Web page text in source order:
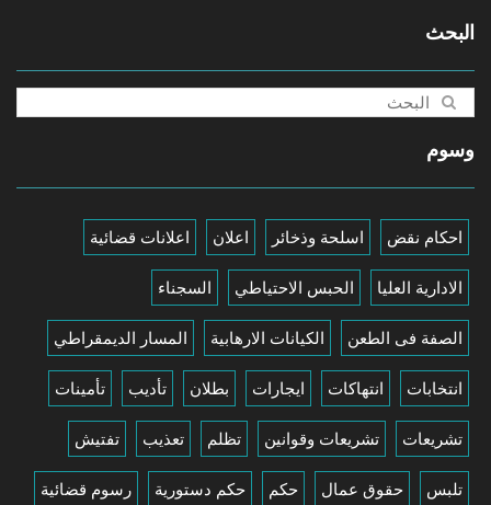
البحث
وسوم
احكام نقض اسلحة وذخائر اعلان اعلانات قضائية
الادارية العليا الحبس الاحتياطي السجناء
الصفة فى الطعن الكيانات الارهابية المسار الديمقراطي
انتخابات انتهاكات ايجارات بطلان تأديب تأمينات
تشريعات تشريعات وقوانين تظلم تعذيب تفتيش
تلبس حقوق عمال حكم حكم دستورية رسوم قضائية